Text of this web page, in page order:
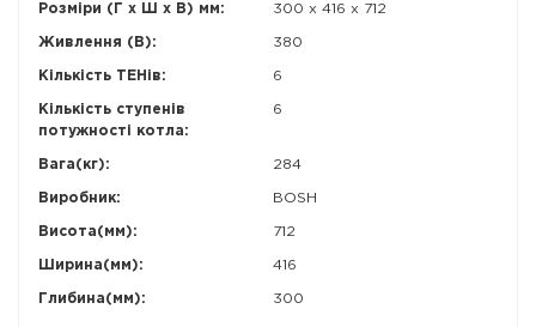
Розміри (Г x Ш x В) мм: 300 x 416 x 712
Живлення (В): 380
Кількість ТЕНів: 6
Кількість ступенів
потужності котла:
6
Вага(кг): 284
Виробник: BOSH
Висота(мм): 712
Ширина(мм): 416
Глибина(мм): 300